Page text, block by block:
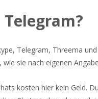
Telegram, Threema
sie nach eigenen
kosten hier kein Geld.